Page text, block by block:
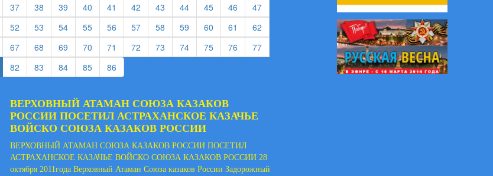
(current)
37(current)
38 (current)
39 (current)
40 (current)
41 (current)
42 (current)
43 (current)
44(current)
45(current)
46 (current)
47(current)
(current)
52 (current)
53 (current)
54(current)
55(current)
56 (current)
57(current)
58 (current)
59 (current)
60 (current)
61 (current)
62
(current)
67(current)
68 (current)
69 (current)
70 (current)
71 (current)
72 (current)
73 (current)
74(current)
75(current)
76 (current)
77(current)
82 (current)
83 (current)
84(current)
85(current)
86
ВЕРХОВНЫЙ АТАМАН СОЮЗА КАЗАКОВ
РОССИИ ПОСЕТИЛ АСТРАХАНСКОЕ КАЗАЧЬЕ
ВОЙСКО СОЮЗА КАЗАКОВ РОССИИ
ВЕРХОВНЫЙ АТАМАН СОЮЗА КАЗАКОВ РОССИИ ПОСЕТИЛ
АСТРАХАНСКОЕ КАЗАЧЬЕ ВОЙСКО СОЮЗА КАЗАКОВ РОССИИ 28
октября 2011года Верховный Атаман Союза казаков России Задорожный